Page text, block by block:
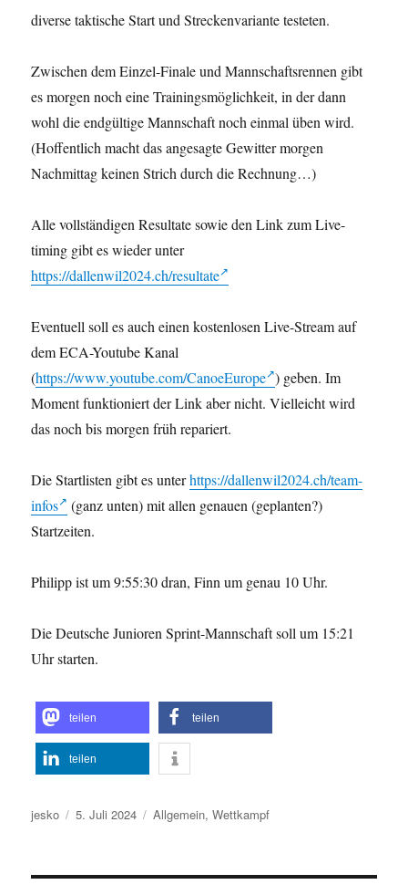
diverse taktische Start und Streckenvariante testeten.
Zwischen dem Einzel-Finale und Mannschaftsrennen gibt
es morgen noch eine Trainingsmöglichkeit, in der dann
wohl die endgültige Mannschaft noch einmal üben wird.
(Hoffentlich macht das angesagte Gewitter morgen
Nachmittag keinen Strich durch die Rechnung…)
Alle vollständigen Resultate sowie den Link zum Live-
timing gibt es wieder unter
https://dallenwil2024.ch/resultate
Eventuell soll es auch einen kostenlosen Live-Stream auf
dem ECA-Youtube Kanal
(https://www.youtube.com/CanoeEurope ) geben. Im
Moment funktioniert der Link aber nicht. Vielleicht wird
das noch bis morgen früh repariert.
Die Startlisten gibt es unterhttps://dallenwil2024.ch/team-
infos
(ganz unten) mit allen genauen (geplanten?)
Startzeiten.
Philipp ist um 9:55:30 dran, Finn um genau 10 Uhr.
Die Deutsche Junioren Sprint-Mannschaft soll um 15:21
Uhr starten.
teilen teilen
teilen
Autor
jesko
Veröffentlicht
5. Juli 2024 Kategorien
Allgemein,Wettkampf